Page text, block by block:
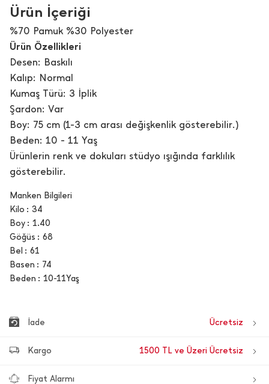
Ürün İçeriği
%70 Pamuk %30 Polyester
Ürün Özellikleri
Desen: Baskılı
Kalıp: Normal
Kumaş Türü: 3 İplik
Şardon: Var
Boy: 75 cm (1-3 cm arası değişkenlik gösterebilir.)
Beden: 10 - 11 Yaş
Ürünlerin renk ve dokuları stüdyo ışığında farklılık
gösterebilir.
Manken Bilgileri
Kilo
34
Boy
1.40
Göğüs
68
Bel
61
Basen
74
Beden
10-11Yaş
İade Ücretsiz
Kargo 1500 TL ve Üzeri Ücretsiz
Fiyat Alarmı